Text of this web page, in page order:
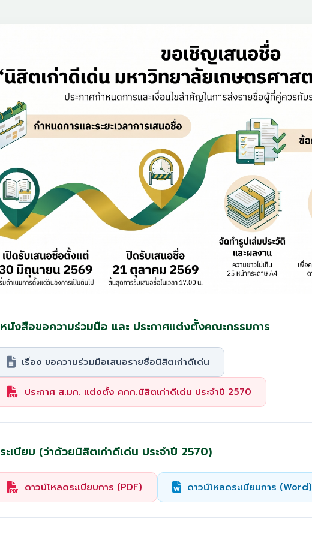
หนังสือขอความร่วมมือ และ ประกาศแต่งตั้งคณะกรรมการ
เรื่อง ขอความร่วมมือเสนอรายชื่อนิสิตเก่าดีเด่น
ประกาศ ส.มก. แต่งตั้ง คกก.นิสิตเก่าดีเด่น ประจำปี 2570
ระเบียบ (ว่าด้วยนิสิตเก่าดีเด่น ประจำปี 2570)
ดาวน์โหลดระเบียบการ (PDF) ดาวน์โหลดระเบียบการ (Word)